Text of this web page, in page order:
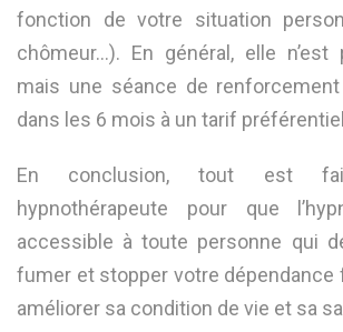
fonction de votre situation
chômeur…). En général, elle n’est
mais une séance de
dans les 6 mois à un tarif
En conclusion, tout est
hypnothérapeute pour que
accessible à toute personne qui
fumer et stopper votre dépendance
améliorer sa condition de vie et sa